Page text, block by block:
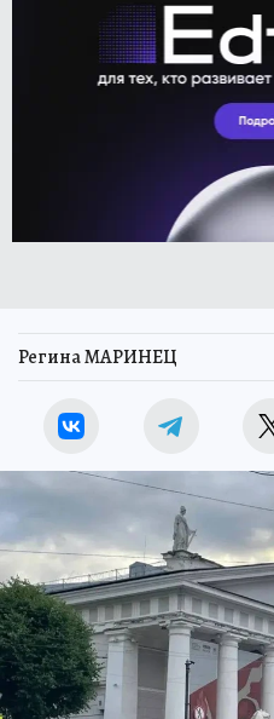
Регина МАРИНЕЦ